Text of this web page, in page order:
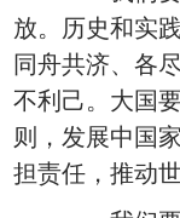
放。历史和实
同舟共济、各
不利己。大国
则，发展中国
担责任，推动